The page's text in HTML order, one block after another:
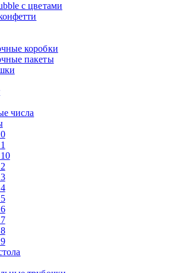
с цветами
коробки
пакеты
числа